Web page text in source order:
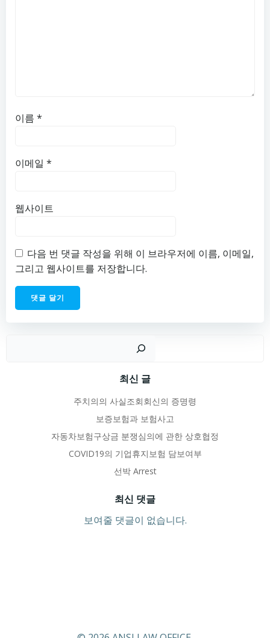
이름 *
이메일 *
웹사이트
다음 번 댓글 작성을 위해 이 브라우저에 이름, 이메일,
그리고 웹사이트를 저장합니다.
최신 글
주치의의 사실조회회신의 증명령
보증보험과 보험사고
자동차보험구상금 분쟁심의에 관한 상호협정
COVID19의 기업휴지보험 담보여부
선박 Arrest
최신 댓글
보여줄 댓글이 없습니다.